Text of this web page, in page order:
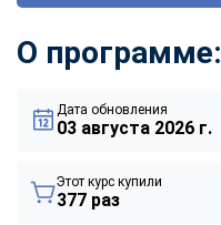
О программе:
Дата обновления
03 августа 2026 г.
Этот курс купили
377 раз